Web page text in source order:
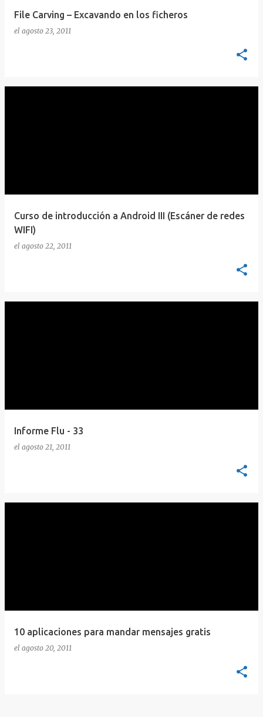
File Carving – Excavando en los ficheros
el agosto 23, 2011
Curso de introducción a Android III (Escáner de redes
WIFI)
el agosto 22, 2011
Informe Flu - 33
el agosto 21, 2011
10 aplicaciones para mandar mensajes gratis
el agosto 20, 2011